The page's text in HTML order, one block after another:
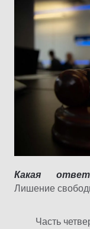
Какая
Лишение
Часть